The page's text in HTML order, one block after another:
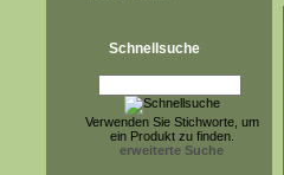
Schnellsuche
Verwenden Sie Stichworte, um
ein Produkt zu finden.
erweiterte Suche